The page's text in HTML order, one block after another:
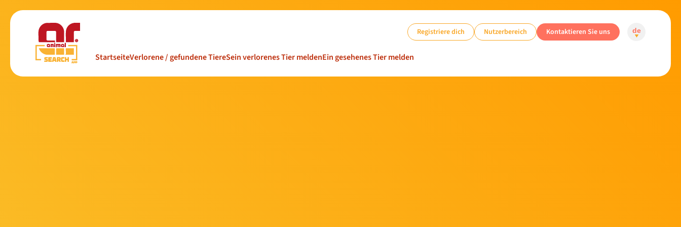
StartseiteVerlorene / gefundene TiereSein verlorenes Tier meldenEin gesehenes Tier melden
Registriere dich Nutzerbereich Kontaktieren Sie uns de